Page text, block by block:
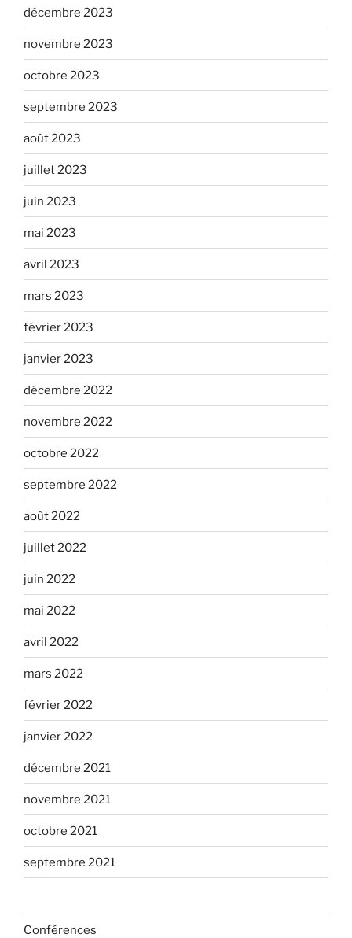
décembre 2023
novembre 2023
octobre 2023
septembre 2023
août 2023
juillet 2023
juin 2023
mai 2023
avril 2023
mars 2023
février 2023
janvier 2023
décembre 2022
novembre 2022
octobre 2022
septembre 2022
août 2022
juillet 2022
juin 2022
mai 2022
avril 2022
mars 2022
février 2022
janvier 2022
décembre 2021
novembre 2021
octobre 2021
septembre 2021
Conférences